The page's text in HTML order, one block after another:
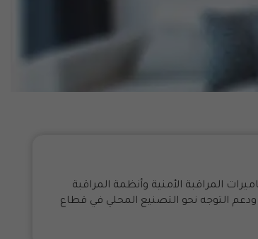
المراقبة الأمنية وأنظمة المراقبة
ودعم التوجه نحو التصنيع المحلي في قطاع